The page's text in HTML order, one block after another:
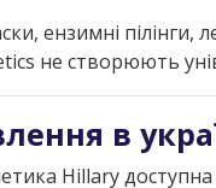
ензимні
не створюють
в
Hillary